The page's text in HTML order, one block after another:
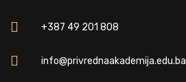
+387 49 201 808
info@privrednaakademija.edu.ba